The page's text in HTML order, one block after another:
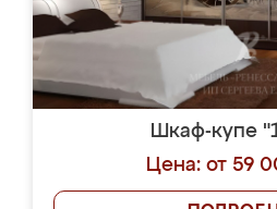
Шкаф-купе
Цена: от 59